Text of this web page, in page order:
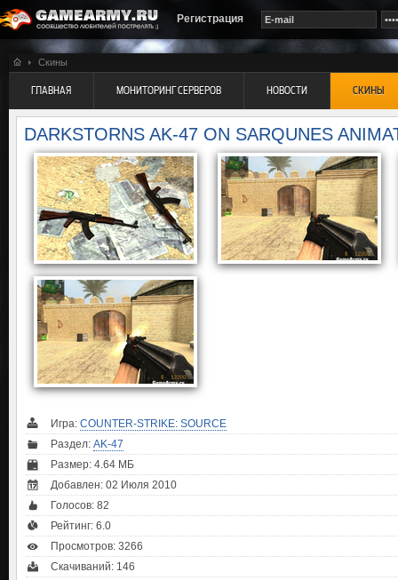
Регистрация
Скины
ГЛАВНАЯ МОНИТОРИНГ СЕРВЕРОВ НОВОСТИ СКИНЫ
DARKSTORNS AK-47 ON SARQUNES
Игра: COUNTER-STRIKE: SOURCE
Раздел: AK-47
Размер: 4.64 МБ
Добавлен: 02 Июля 2010
Голосов: 82
Рейтинг: 6.0
Просмотров: 3266
Скачиваний: 146